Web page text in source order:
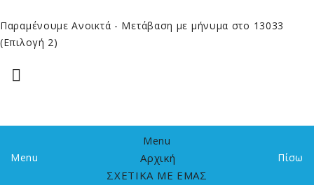
Παραμένουμε Ανοικτά - Μετάβαση με μήνυμα στο 13033
(Επιλογή 2)

Menu
Menu
Πίσω
Αρχική
ΣΧΕΤΙΚΑ ΜΕ ΕΜΑΣ